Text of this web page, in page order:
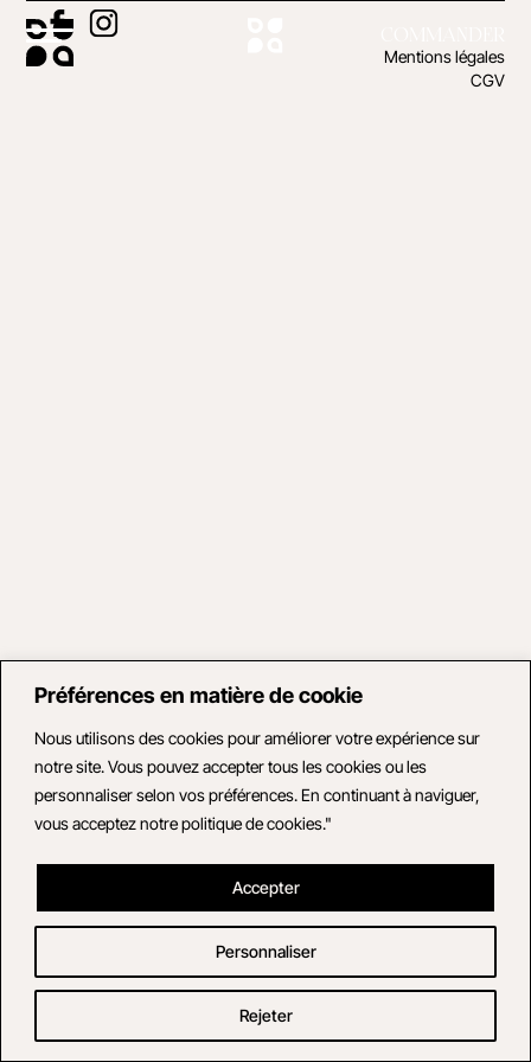
Préférences en matière de cookie
Nous utilisons des cookies pour améliorer votre expérience sur
notre site. Vous pouvez accepter tous les cookies ou les
personnaliser selon vos préférences. En continuant à naviguer,
vous acceptez notre politique de cookies."
Personnaliser
Rejeter
Accepter
Mentions légales
CGV